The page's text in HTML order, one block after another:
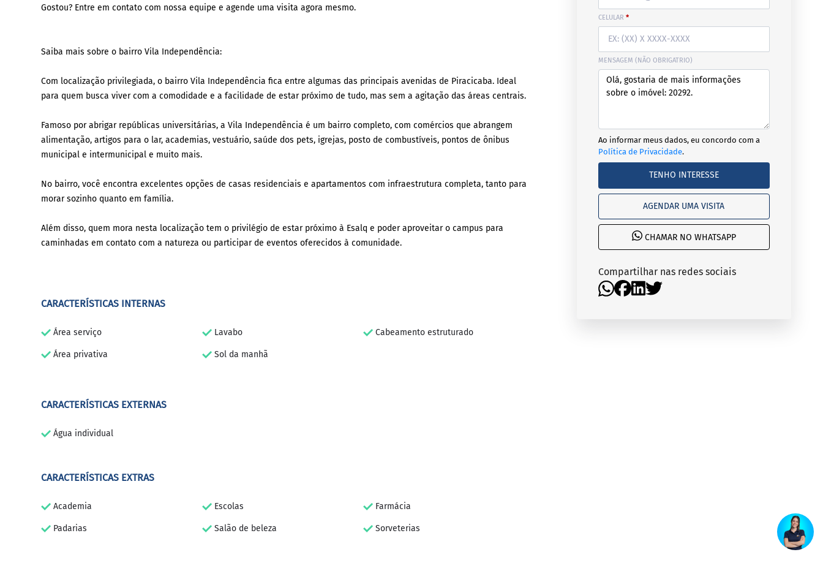
Gostou? Entre em contato com nossa equipe e agende uma visita agora mesmo.
Saiba mais sobre o bairro Vila Independência:
Com localização privilegiada, o bairro Vila Independência fica entre algumas das principais avenidas de Piracicaba. Ideal
para quem busca viver com a comodidade e a facilidade de estar próximo de tudo, mas sem a agitação das áreas centrais.
Famoso por abrigar repúblicas universitárias, a Vila Independência é um bairro completo, com comércios que abrangem
alimentação, artigos para o lar, academias, vestuário, saúde dos pets, igrejas, posto de combustíveis, pontos de ônibus
municipal e intermunicipal e muito mais.
No bairro, você encontra excelentes opções de casas residenciais e apartamentos com infraestrutura completa, tanto para
morar sozinho quanto em família.
Além disso, quem mora nesta localização tem o privilégio de estar próximo à Esalq e poder aproveitar o campus para
caminhadas em contato com a natureza ou participar de eventos oferecidos à comunidade.
CARACTERÍSTICAS INTERNAS
Área serviço Lavabo Cabeamento estruturado
Área privativa Sol da manhã
CARACTERÍSTICAS EXTERNAS
Água individual
CARACTERÍSTICAS EXTRAS
Academia Escolas Farmácia
Padarias Salão de beleza Sorveterias
CELULAR *
MENSAGEM (NÃO OBRIGATRIO)
Ao informar meus dados, eu concordo com a
Política de Privacidade.
TENHO INTERESSE
AGENDAR UMA VISITA
CHAMAR NO WHATSAPP
Compartilhar nas redes sociais